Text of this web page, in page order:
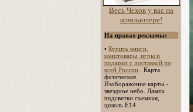
Весь Чехов у вас на
компьютере!
На правах рекламы:
• Купить книги,
канцтовары, игры и
подарки с доставкой по
всей России . Карта
физическая.
Изоборажение карты -
звездное небо. Лампа
подсветки съемная,
цоколь Е14.